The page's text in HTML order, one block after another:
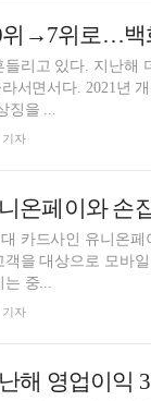
위→7위로…백
들리고 있다. 지난해
서면서다. 2021년
징을 ...
기자
온페이와 손
카드사인 유니온
을 대상으로 모바
는 중...
기자
해 영업이익